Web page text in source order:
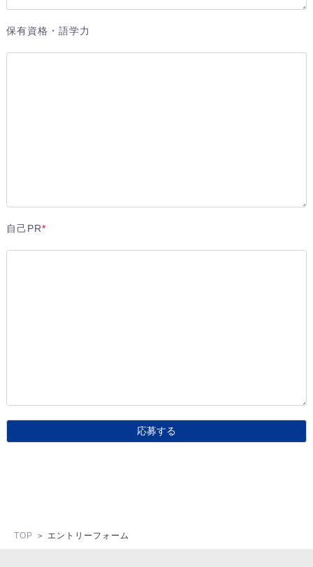
保有資格・語学力
自己PR*
TOP > エントリーフォーム